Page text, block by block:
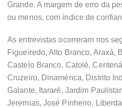
Grande. A margem de erro da
ou menos, com índice de
As entrevistas ocorreram nos
Figueiredo, Alto Branco, Araxá,
Castelo Branco, Catolé,
Cruzeiro, Dinamérica, Distrito
Galante, Itararé, Jardim
Jeremias, José Pinheiro,